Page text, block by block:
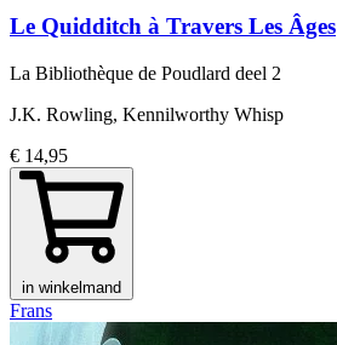
Le Quidditch à Travers Les Âges
La Bibliothèque de Poudlard deel 2
J.K. Rowling, Kennilworthy Whisp
€ 14,95
in winkelmand
Frans